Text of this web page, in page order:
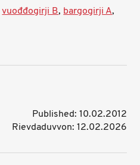
vuođđogirji B,bargogirji A,
Published: 10.02.2012
Rievdaduvvon: 12.02.2026